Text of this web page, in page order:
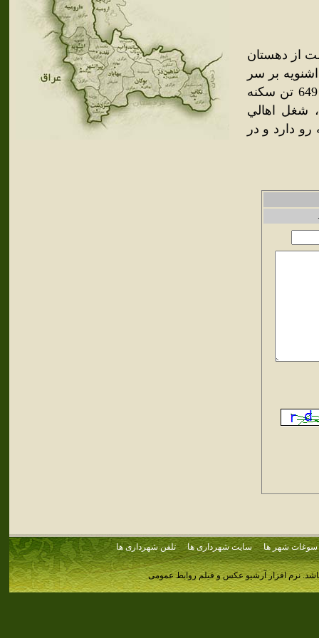
از دهستان
جنوب شرقي اشنويه بر سر
راه ارابه رو اشنويه . در دره سردسير با هوايي سالم واقع است و 649 تن سکنه
شغل اهالي
دارد و در
سوغات شهر ها سایت شهرداری ها تلفن شهرداری ها
نرم افزار آرشیو عکس و فیلم روابط عمومی